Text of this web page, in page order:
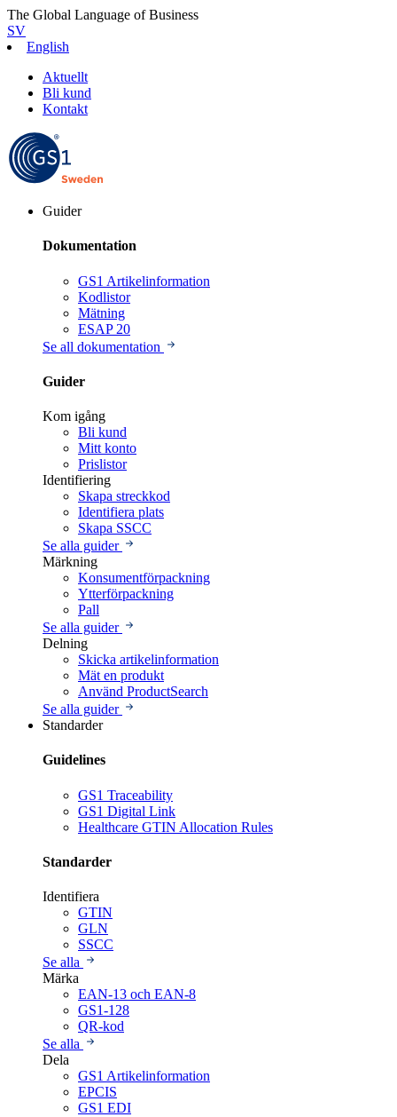
The Global Language of Business
SV
English
Aktuellt
Bli kund
Kontakt
Guider
Dokumentation
GS1 Artikelinformation
Kodlistor
Mätning
ESAP 20
Se all dokumentation
Guider
Kom igång
Bli kund
Mitt konto
Prislistor
Identifiering
Skapa streckkod
Identifiera plats
Skapa SSCC
Se alla guider
Märkning
Konsumentförpackning
Ytterförpackning
Pall
Se alla guider
Delning
Skicka artikelinformation
Mät en produkt
Använd ProductSearch
Se alla guider
Standarder
Guidelines
GS1 Traceability
GS1 Digital Link
Healthcare GTIN Allocation Rules
Standarder
Identifiera
GTIN
GLN
SSCC
Se alla
Märka
EAN-13 och EAN-8
GS1-128
QR-kod
Se alla
Dela
GS1 Artikelinformation
EPCIS
GS1 EDI